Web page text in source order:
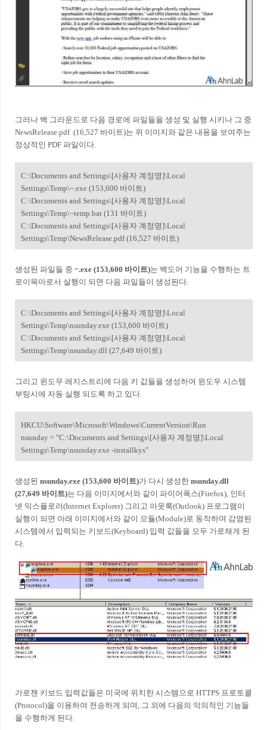
그러나 백 그라운드로 다음 경로에 파일들을 생성 및 실행 시키나 그 중
NewsRelease.pdf (16,527 바이트)는 위 이미지와 같은 내용을 보여주는
정상적인 PDF 파일이다.
C:\Documents and Settings\[사용자 계정명]\Local
Settings\Temp\~.exe (153,600 바이트)
C:\Documents and Settings\[사용자 계정명]\Local
Settings\Temp\~temp.bat (131 바이트)
C:\Documents and Settings\[사용자 계정명]\Local
Settings\Temp\NewsRelease.pdf (16,527 바이트)
생성된 파일들 중 ~.exe (153,600 바이트)는 백도어 기능을 수행하는 트
로이목마로서 실행이 되면 다음 파일들이 생성된다.
C:\Documents and Settings\[사용자 계정명]\Local
Settings\Temp\nsunday.exe (153,600 바이트)
C:\Documents and Settings\[사용자 계정명]\Local
Settings\Temp\nsunday.dll (27,649 바이트)
그리고 윈도우 레지스트리에 다음 키 값들을 생성하여 윈도우 시스템
부팅시에 자동 실행 되도록 하고 있다.
HKCU\Software\Microsoft\Windows\CurrentVersion\Run
nsunday = "C:\Documents and Settings\[사용자 계정명]\Local
Settings\Temp\nsunday.exe -installkys"
생성된 nsunday.exe (153,600 바이트)가 다시 생성한 nsunday.dll
(27,649 바이트)는 다음 이미지에서와 같이 파이어폭스(Firefox), 인터
넷 익스플로러(Internet Explorer) 그리고 아웃룩(Outlook) 프로그램이
실행이 되면 아래 이미지에서와 같이 모듈(Module)로 동작하며 감염된
시스템에서 입력되는 키보드(Keyboard) 입력 값들을 모두 가로채게 된
다.
가로챈 키보드 입력값들은 미국에 위치한 시스템으로 HTTPS 프로토콜
(Protocol)을 이용하여 전송하게 되며, 그 외에 다음의 악의적인 기능들
을 수행하게 된다.